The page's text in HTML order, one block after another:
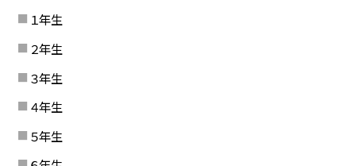
１年生
２年生
３年生
４年生
５年生